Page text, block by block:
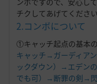
チクしてあげてください
2.コンボについて
①キャッチ起点の基本の
キャッチ→ガーディア
ックダウン）→エデン
でも可）→断罪の剣→